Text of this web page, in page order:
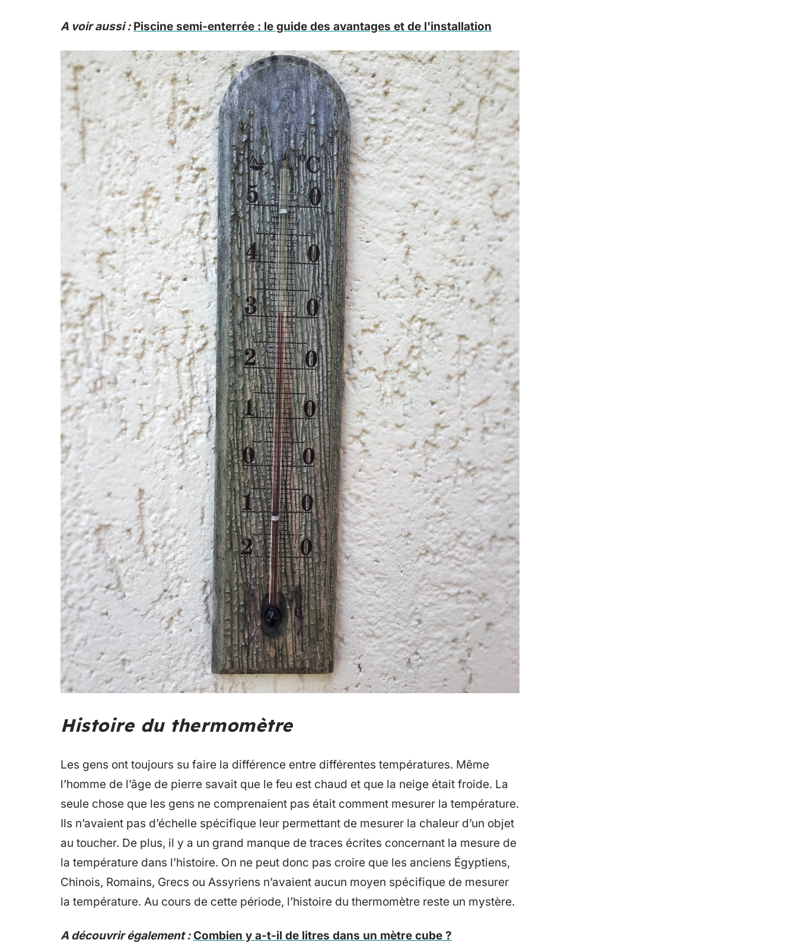
A voir aussi : Piscine semi-enterrée : le guide des avantages et de l'installation
Histoire du thermomètre
Les gens ont toujours su faire la différence entre différentes températures. Même
l’homme de l’âge de pierre savait que le feu est chaud et que la neige était froide. La
seule chose que les gens ne comprenaient pas était comment mesurer la température.
Ils n’avaient pas d’échelle spécifique leur permettant de mesurer la chaleur d’un objet
au toucher. De plus, il y a un grand manque de traces écrites concernant la mesure de
la température dans l’histoire. On ne peut donc pas croire que les anciens Égyptiens,
Chinois, Romains, Grecs ou Assyriens n’avaient aucun moyen spécifique de mesurer
la température. Au cours de cette période, l’histoire du thermomètre reste un mystère.
A découvrir également : Combien y a-t-il de litres dans un mètre cube ?